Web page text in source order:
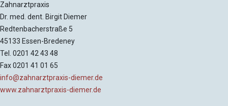
Zahnarztpraxis
Dr. med. dent. Birgit Diemer
Redtenbacherstraße 5
45133 Essen-Bredeney
Tel. 0201 42 43 48
Fax 0201 41 01 65
info@zahnarztpraxis-diemer.de
www.zahnarztpraxis-diemer.de